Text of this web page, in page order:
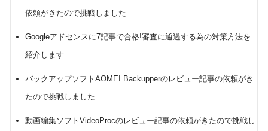
依頼がきたので挑戦しました
Googleアドセンスに7記事で合格!審査に通過する為の対策方法を
紹介します
バックアップソフトAOMEI Backupperのレビュー記事の依頼がき
たので挑戦しました
動画編集ソフトVideoProcのレビュー記事の依頼がきたので挑戦し